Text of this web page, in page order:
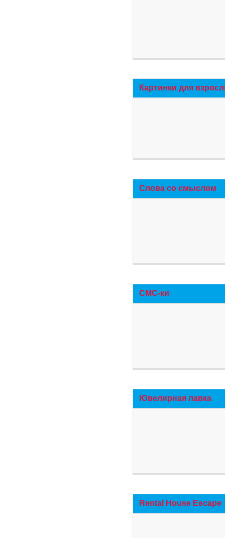
Картинки для
Слова со смыслом
СМС-ки
Ювелирная лавка
Rental House Escape